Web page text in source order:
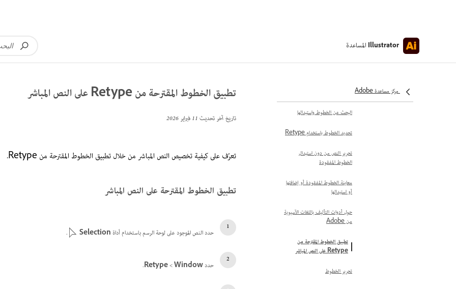
Illustrator المساعدة
مركز مساعدة Adobe
Adobe Illustrator
البحث عن الخطوط واستبدالها
تحديد الخطوط باستخدام Retype
تحرير النص من دون استبدال
الخطوط المفقودة
معاينة الخطوط المفقودة أو إضافتها
أو استبدالها
حول أدوات التأليف باللغات الآسيوية
من Adobe
تطبيق الخطوط المقترحة من
Retype على النص المباشر
تحرير الخطوط
تطبيق الخطوط المقترحة من Retype على النص المباشر
تاريخ آخر تحديث11 فبراير 2026
تعرّف على كيفية تخصيص النص المباشر من خلال تطبيق الخطوط المقترحة من Retype.
تطبيق الخطوط المقترحة على النص المباشر
حدد النص الموجود على لوحة الرسم باستخدام أداة Selection
.
حددWindow
‏ >
Retype
.